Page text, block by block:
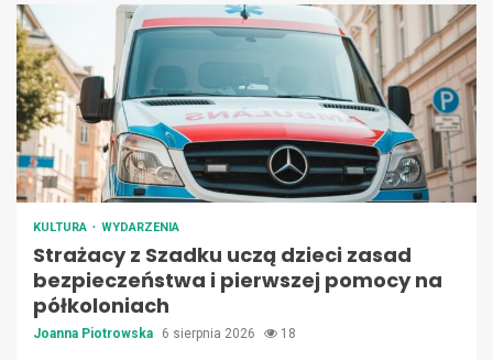
KULTURA WYDARZENIA
Strażacy z Szadku uczą dzieci zasad
bezpieczeństwa i pierwszej pomocy na
półkoloniach
Joanna Piotrowska 6 sierpnia 2026 18